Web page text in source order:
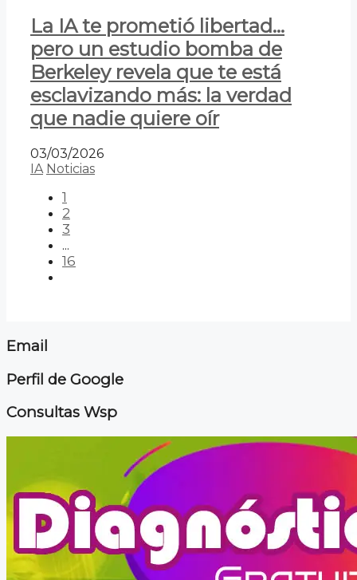
La IA te prometió libertad…
pero un estudio bomba de
Berkeley revela que te está
esclavizando más: la verdad
que nadie quiere oír
03/03/2026
IA Noticias
1
2
3
...
16
Email
Perfil de Google
Consultas Wsp